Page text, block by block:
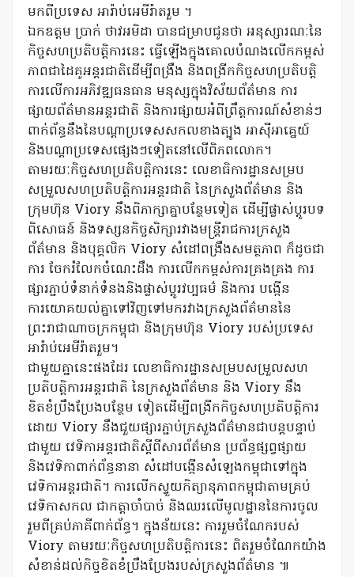
មកពីប្រទេស អារ៉ាប់អេមីរ៉ាតរួម ។
ឯកឧត្តម ប្រាក់ ថាវអមិដា បានជម្រាបជូនថា អនុស្សារណៈនៃ
កិច្ចសហប្រតិបត្តិការនេះ ធ្វើឡើងក្នុងគោលបំណងលើកកម្ពស់
ភាពជាដៃគូអន្តរជាតិដើម្បីពង្រឹង និងពង្រីកកិច្ចសហប្រតិបត្តិ
ការលើការអភិវឌ្ឍធនធាន មនុស្សក្នុងវិស័យព័ត៌មាន ការ
ផ្សាយព័ត៌មានអន្តរជាតិ និងការផ្សាយអំពីព្រឹត្តការណ៍សំខាន់ៗ
ពាក់ព័ន្ធនឹងនៃបណ្តាប្រទេសសកលខាងត្បូង អាស៊ីអាគ្នេយ៍
និងបណ្តាប្រទេសផ្សេងៗទៀតនៅលើពិភពលោក។
តាមរយៈកិច្ចសហប្រតិបត្តិការនេះ លេខាធិការដ្ឋានសម្រប
សម្រួលសហប្រតិបត្តិការអន្តរជាតិ នៃក្រសួងព័ត៌មាន និង
ក្រុមហ៊ុន Viory នឹងពិភាក្សាគ្នាបន្ថែមទៀត ដើម្បីផ្លាស់ប្តូរបទ
ពិសោធន៍ និងទស្សនកិច្ចសិក្សារវាងមន្ត្រីរាជការក្រសួង
ព័ត៌មាន និងបុគ្គលិក Viory សំដៅពង្រឹងសមត្ថភាព ក៏ដូចជា
ការ ចែករំលែកចំណេះដឹង ការលើកកម្ពស់ការគ្រងគ្រង ការ
ផ្សារភ្ជាប់ទំនាក់ទំនងនិងផ្លាស់ប្តូរវប្បធម៌ និងការ បង្កើន
ការយោគយល់គ្នាទៅវិញទៅមករវាងក្រសួងព័ត៌មាននៃ
ព្រះរាជាណាចក្រកម្ពុជា និងក្រុមហ៊ុន Viory របស់ប្រទេស
អារ៉ាប់អេមីរ៉ាតរួម។
ជាមួយគ្នានេះផងដែរ លេខាធិការដ្ឋានសម្របសម្រួលសហ
ប្រតិបត្តិការអន្តរជាតិ នៃក្រសួងព័ត៌មាន និង Viory នឹង
ខិតខំប្រឹងប្រែងបន្ថែម ទៀតដើម្បីពង្រីកកិច្ចសហប្រតិបត្តិការ
ដោយ Viory នឹងជួយផ្សារភ្ជាប់ក្រសួងព័ត៌មានជាបន្តបន្ទាប់
ជាមួយ វេទិកាអន្តរជាតិស្តីពីសារព័ត៌មាន ប្រព័ន្ធផ្សព្វផ្សាយ
និងវេទិកាពាក់ព័ន្ធនានា សំដៅបង្កើនសំឡេងកម្ពុជាទៅក្នុង
វេទិកាអន្តរជាតិ។ ការលើកស្ទួយកិត្យានុភាពកម្ពុជាតាមគ្រប់
វេទិកាសកល ជាកត្តាចាំបាច់ និងឈរលើមូលដ្ឋាននៃការចូល
រួមពីគ្រប់ភាគីពាក់ព័ន្ធ។ ក្នុងន័យនេះ ការរួមចំណែករបស់
Viory តាមរយៈកិច្ចសហប្រតិបត្តិការនេះ ពិតរួមចំណែកយ៉ាង
សំខាន់ដល់កិច្ចខិតខំប្រឹងប្រែងរបស់ក្រសួងព័ត៌មាន ៕